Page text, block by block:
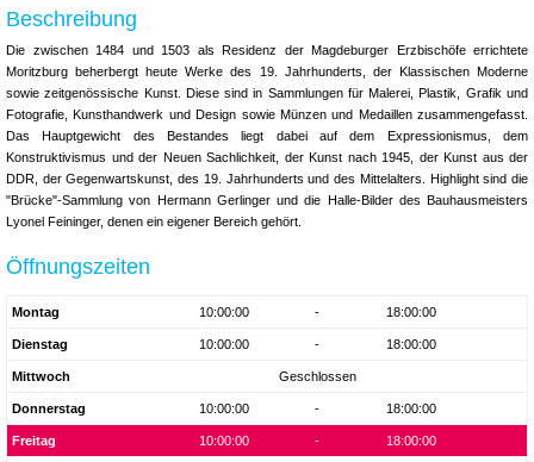
Beschreibung
Die zwischen 1484 und 1503 als Residenz der Magdeburger Erzbischöfe errichtete
Moritzburg beherbergt heute Werke des 19. Jahrhunderts, der Klassischen Moderne
sowie zeitgenössische Kunst. Diese sind in Sammlungen für Malerei, Plastik, Grafik und
Fotografie, Kunsthandwerk und Design sowie Münzen und Medaillen zusammengefasst.
Das Hauptgewicht des Bestandes liegt dabei auf dem Expressionismus, dem
Konstruktivismus und der Neuen Sachlichkeit, der Kunst nach 1945, der Kunst aus der
DDR, der Gegenwartskunst, des 19. Jahrhunderts und des Mittelalters. Highlight sind die
"Brücke"-Sammlung von Hermann Gerlinger und die Halle-Bilder des Bauhausmeisters
Lyonel Feininger, denen ein eigener Bereich gehört.
Öffnungszeiten
Montag 10:00:00 - 18:00:00
Dienstag 10:00:00 - 18:00:00
Mittwoch Geschlossen
Donnerstag 10:00:00 - 18:00:00
Freitag 10:00:00 - 18:00:00